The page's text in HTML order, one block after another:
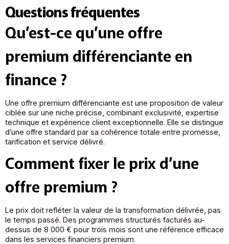
Questions fréquentes
Qu’est-ce qu’une offre
premium différenciante en
finance ?
Une offre premium différenciante est une proposition de valeur
ciblée sur une niche précise, combinant exclusivité, expertise
technique et expérience client exceptionnelle. Elle se distingue
d’une offre standard par sa cohérence totale entre promesse,
tarification et service délivré.
Comment fixer le prix d’une
offre premium ?
Le prix doit refléter la valeur de la transformation délivrée, pas
le temps passé. Des programmes structurés facturés au-
dessus de 8 000 € pour trois mois sont une référence efficace
dans les services financiers premium.